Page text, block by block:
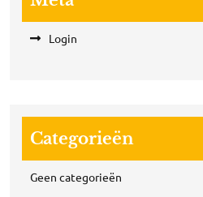
Login
Categorieën
Geen categorieën